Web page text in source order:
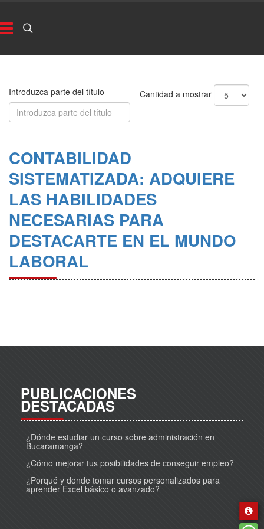
Introduzca parte del título Cantidad a mostrar
CONTABILIDAD
SISTEMATIZADA: ADQUIERE
LAS HABILIDADES
NECESARIAS PARA
DESTACARTE EN EL MUNDO
LABORAL
PUBLICACIONES
DESTACADAS
¿Dónde estudiar un curso sobre administración en
Bucaramanga?
¿Cómo mejorar tus posibilidades de conseguir empleo?
¿Porqué y donde tomar cursos personalizados para
aprender Excel básico o avanzado?